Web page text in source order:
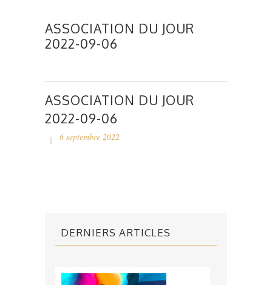
ASSOCIATION DU JOUR
2022-09-06
ASSOCIATION DU JOUR
2022-09-06
6 septembre 2022
DERNIERS ARTICLES